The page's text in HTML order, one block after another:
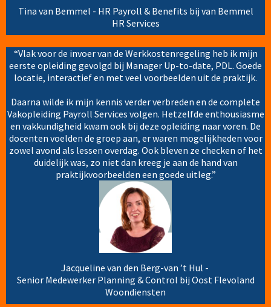
Tina van Bemmel - HR Payroll & Benefits bij van Bemmel
HR Services
“Vlak voor de invoer van de Werkkostenregeling heb ik mijn
eerste opleiding gevolgd bij Manager Up-to-date, PDL. Goede
locatie, interactief en met veel voorbeelden uit de praktijk.
Daarna wilde ik mijn kennis verder verbreden en de complete
Vakopleiding Payroll Services volgen. Hetzelfde enthousiasme
en vakkundigheid kwam ook bij deze opleiding naar voren. De
docenten voelden de groep aan, er waren mogelijkheden voor
zowel avond als lessen overdag. Ook bleven ze checken of het
duidelijk was, zo niet dan kreeg je aan de hand van
praktijkvoorbeelden een goede uitleg.”
Jacqueline van den Berg-van ’t Hul -
Senior Medewerker Planning & Control bij Oost Flevoland
Woondiensten